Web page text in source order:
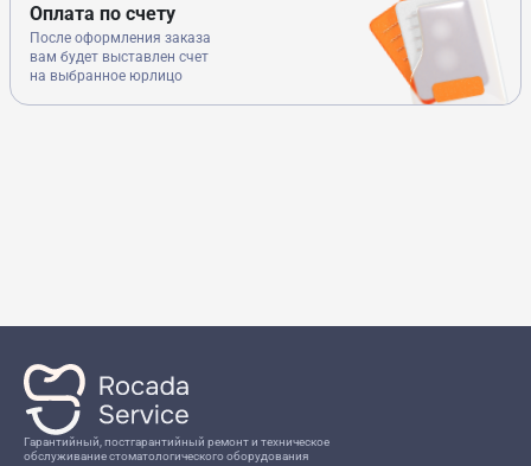
Оплата по счету
После оформления заказа
вам будет выставлен счет
на выбранное юрлицо
Гарантийный, постгарантийный ремонт и техническое
обслуживание стоматологического оборудования